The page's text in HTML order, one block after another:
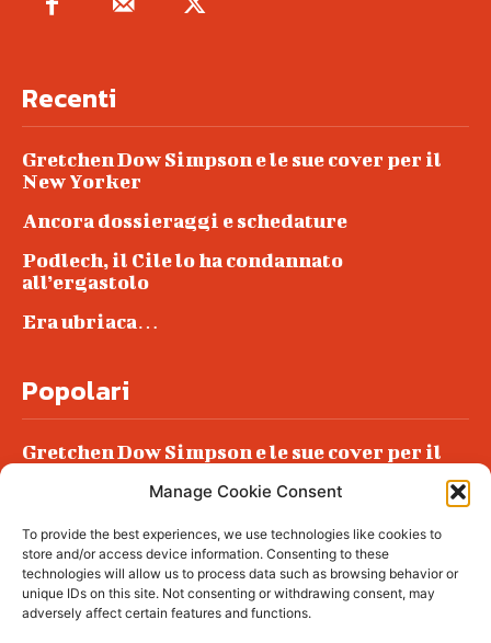
Manage Cookie Consent
To provide the best experiences, we use technologies like cookies to
store and/or access device information. Consenting to these
technologies will allow us to process data such as browsing behavior or
unique IDs on this site. Not consenting or withdrawing consent, may
adversely affect certain features and functions.
Recenti
Gretchen Dow Simpson e le sue cover per il
New Yorker
Ancora dossieraggi e schedature
Podlech, il Cile lo ha condannato
all’ergastolo
Era ubriaca…
Popolari
Gretchen Dow Simpson e le sue cover per il
Podlech, il Cile lo ha condannato
all’ergastolo
Era ubriaca…